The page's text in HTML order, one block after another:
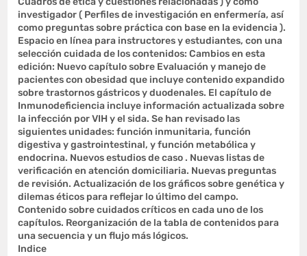
investigador ( Perfiles de investigación en enfermería, así
como preguntas sobre práctica con base en la evidencia ).
Espacio en línea para instructores y estudiantes, con una
selección cuidada de los contenidos: Cambios en esta
edición: Nuevo capítulo sobre Evaluación y manejo de
pacientes con obesidad que incluye contenido expandido
sobre trastornos gástricos y duodenales. El capítulo de
Inmunodeficiencia incluye información actualizada sobre
la infección por VIH y el sida. Se han revisado las
siguientes unidades: función inmunitaria, función
digestiva y gastrointestinal, y función metabólica y
endocrina. Nuevos estudios de caso . Nuevas listas de
verificación en atención domiciliaria. Nuevas preguntas
de revisión. Actualización de los gráficos sobre genética y
dilemas éticos para reflejar lo último del campo.
Contenido sobre cuidados críticos en cada uno de los
capítulos. Reorganización de la tabla de contenidos para
una secuencia y un flujo más lógicos.
Indice